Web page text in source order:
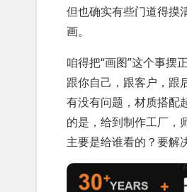
但也确实有些门道得摸
画。
咱得把“画图”这个事摆
跟你自己，跟客户，跟
有没有问题，材质搭配
的是，给到制作工厂，
主要是给谁看的？要解